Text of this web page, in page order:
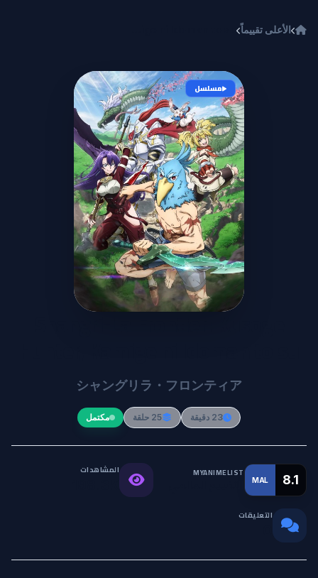
الأعلى تقييماً
مسلسل
Shangri-La Frontier: Kusoge
シャングリラ・フロンティア
23 دقيقة 25 حلقة مكتمل
MAL 8.1
MYANIMELIST المشاهدات
التعليقات